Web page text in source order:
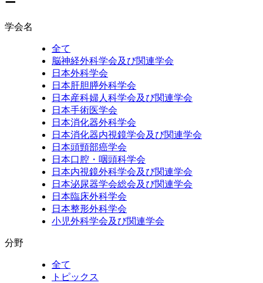
学会名
全て
脳神経外科学会及び関連学会
日本外科学会
日本肝胆膵外科学会
日本産科婦人科学会及び関連学会
日本手術医学会
日本消化器外科学会
日本消化器内視鏡学会及び関連学会
日本頭頸部癌学会
日本口腔・咽頭科学会
日本内視鏡外科学会及び関連学会
日本泌尿器学会総会及び関連学会
日本臨床外科学会
日本整形外科学会
小児外科学会及び関連学会
分野
全て
トピックス